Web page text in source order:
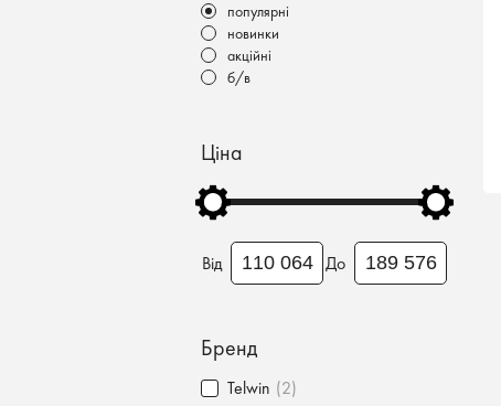
популярні
новинки
акційні
б/в
Ціна
Від До
Бренд
Telwin (2)